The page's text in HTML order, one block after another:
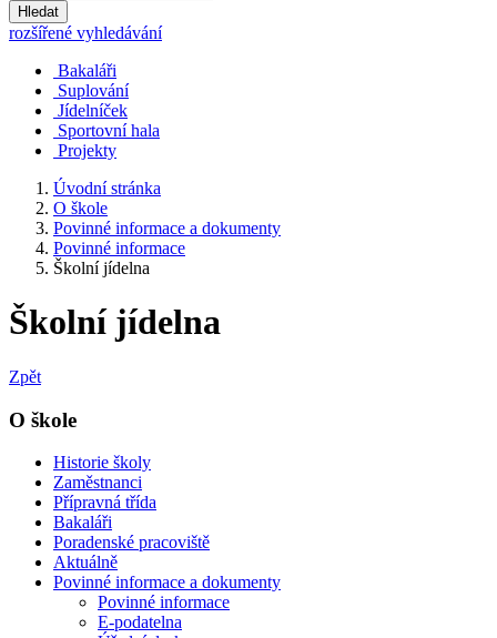
Hledat
rozšířené vyhledávání
Bakaláři
Suplování
Jídelníček
Sportovní hala
Projekty
Úvodní stránka
O škole
Povinné informace a dokumenty
Povinné informace
Školní jídelna
Školní jídelna
Zpět
O škole
Historie školy
Zaměstnanci
Přípravná třída
Bakaláři
Poradenské pracoviště
Aktuálně
Povinné informace a dokumenty
Povinné informace
E-podatelna